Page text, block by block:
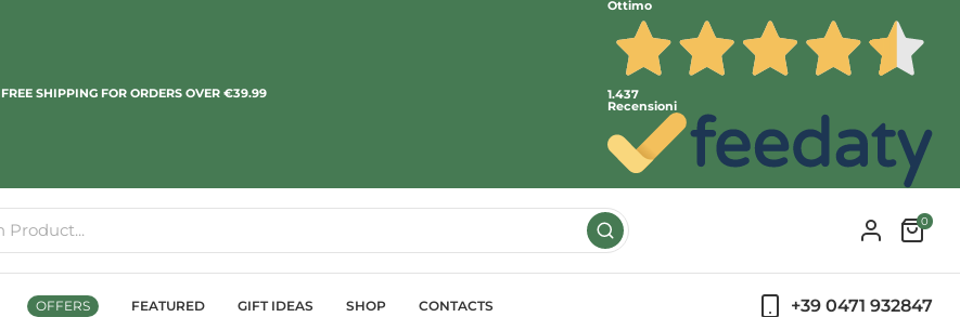
FREE SHIPPING FOR ORDERS OVER €39.99
Ottimo
1.437
Recensioni
0
OFFERS FEATURED GIFT IDEAS SHOP CONTACTS +39 0471 932847